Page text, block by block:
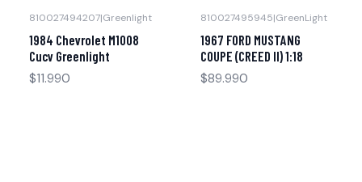
810027494207|Greenlight
1984 Chevrolet M1008
Cucv Greenlight
$11.990
810027495945|GreenLight
1967 FORD MUSTANG
COUPE (CREED II) 1:18
$89.990